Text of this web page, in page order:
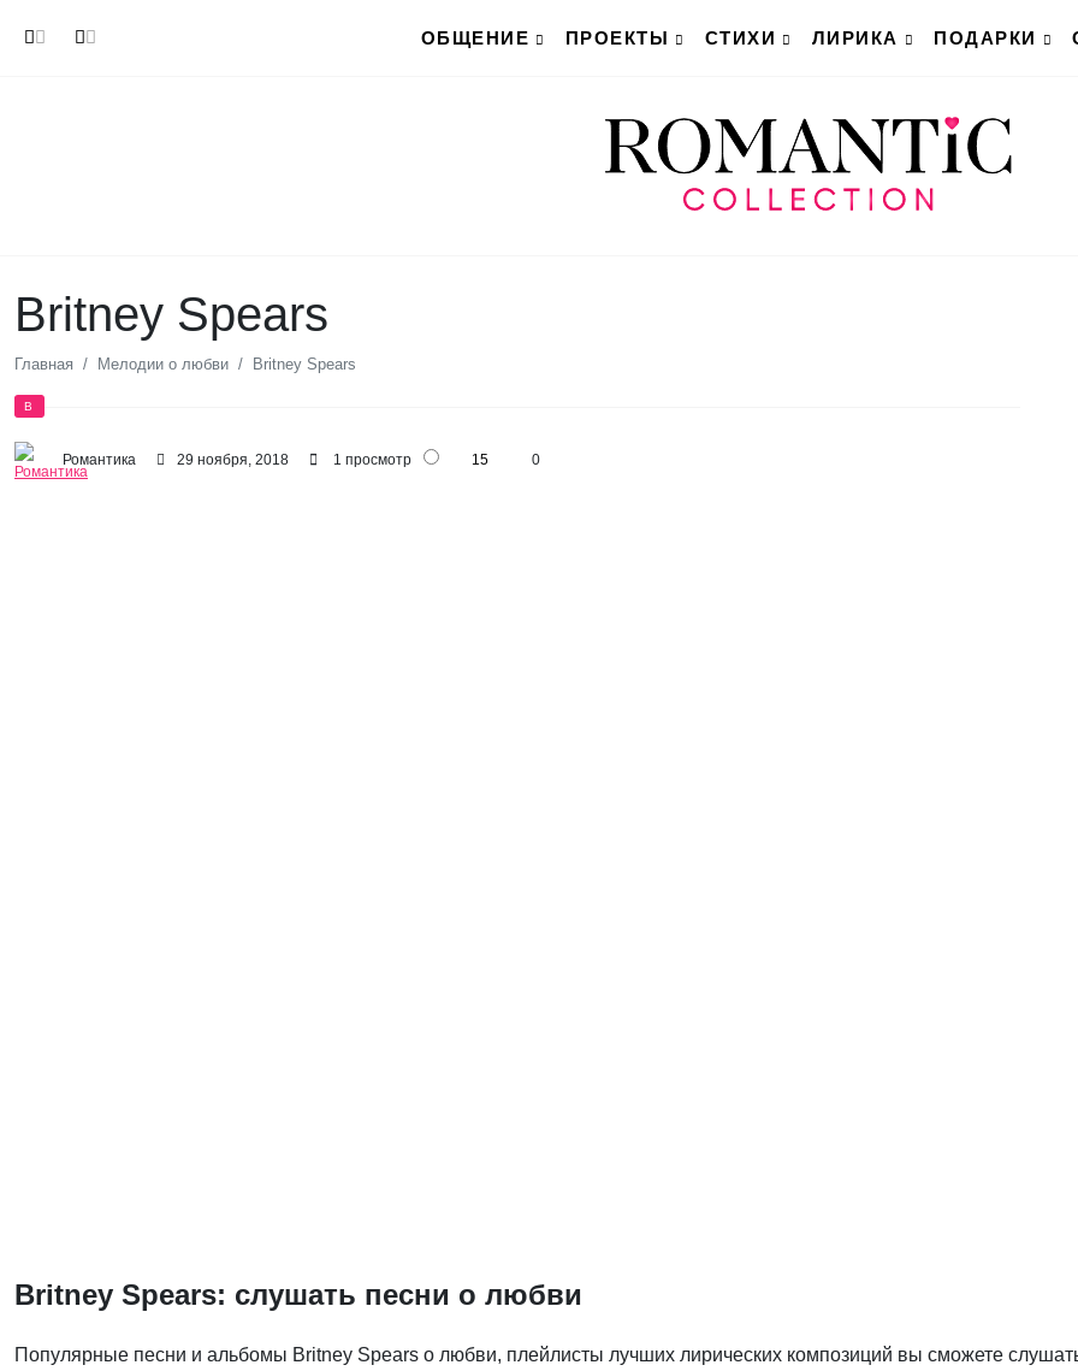
ОБЩЕНИЕ
ПРОЕКТЫ СТИХИ ЛИРИКА ПОДАРКИ
Britney Spears
Главная Мелодии о любви Britney Spears
B
Романтика 29 ноября, 2018 1 просмотр 15 0
Britney Spears: слушать песни о любви
Популярные песни и альбомы Britney Spears о любви, плейлисты лучших лирических композиций вы сможете